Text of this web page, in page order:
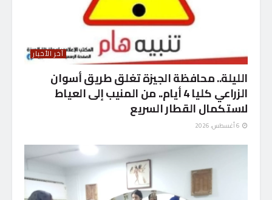
آخر الأخبار
الليلة.. محافظة الجيزة تغلق طريق أسوان
الزراعي كليا 4 أيام.. من المنيب إلى العياط
لاستكمال القطار السريع